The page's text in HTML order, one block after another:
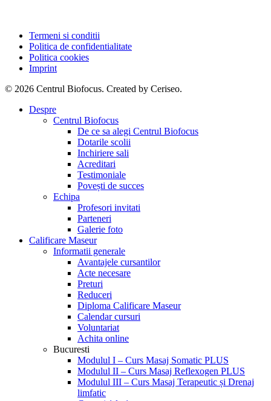
Termeni si conditii
Politica de confidentialitate
Politica cookies
Imprint
© 2026 Centrul Biofocus. Created by Ceriseo.
Close
Despre
Centrul Biofocus
De ce sa alegi Centrul Biofocus
Dotarile scolii
Inchiriere sali
Acreditari
Testimoniale
Povești de succes
Echipa
Profesori invitati
Parteneri
Galerie foto
Calificare Maseur
Informatii generale
Avantajele cursantilor
Acte necesare
Preturi
Reduceri
Diploma Calificare Maseur
Calendar cursuri
Voluntariat
Achita online
Bucuresti
Modulul I – Curs Masaj Somatic PLUS
Modulul II – Curs Masaj Reflexogen PLUS
Modulul III – Curs Masaj Terapeutic și Drenaj
limfatic